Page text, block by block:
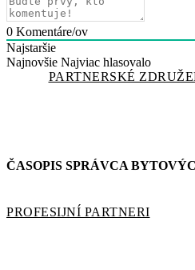
0 Komentáre/ov
Najstaršie
Najnovšie Najviac hlasovalo
PARTNERSKÉ
ČASOPIS SPRÁVCA
PROFESIJNÍ PARTNERI